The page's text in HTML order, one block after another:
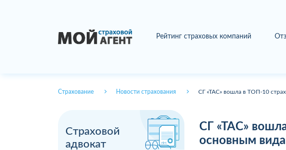
Рейтинг страховых компаний
Страхование Новости страхования СГ «ТАС» вошла в ТОП-10
Страховой
адвокат
СГ «ТАС»
основным